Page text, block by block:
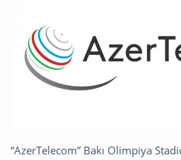
“AzerTelecom” Bakı Olimpiya